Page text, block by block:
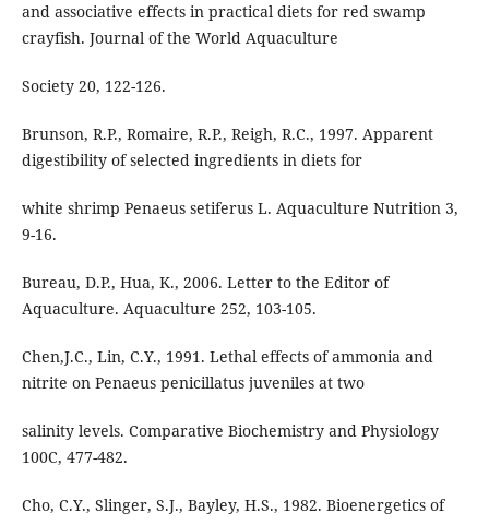
and associative effects in practical diets for red swamp
crayfish. Journal of the World Aquaculture
Society 20, 122-126.
Brunson, R.P., Romaire, R.P., Reigh, R.C., 1997. Apparent
digestibility of selected ingredients in diets for
white shrimp Penaeus setiferus L. Aquaculture Nutrition 3,
9-16.
Bureau, D.P., Hua, K., 2006. Letter to the Editor of
Aquaculture. Aquaculture 252, 103-105.
Chen,J.C., Lin, C.Y., 1991. Lethal effects of ammonia and
nitrite on Penaeus penicillatus juveniles at two
salinity levels. Comparative Biochemistry and Physiology
100C, 477-482.
Cho, C.Y., Slinger, S.J., Bayley, H.S., 1982. Bioenergetics of